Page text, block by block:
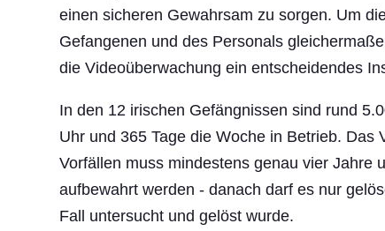
einen sicheren Gewahrsam zu sorgen. Um
Gefangenen und des Personals
die Videoüberwachung ein entscheidendes
In den 12 irischen Gefängnissen sind rund
Uhr und 365 Tage die Woche in Betrieb. Das
Vorfällen muss mindestens genau vier Jahre
aufbewahrt werden - danach darf es nur
Fall untersucht und gelöst wurde.